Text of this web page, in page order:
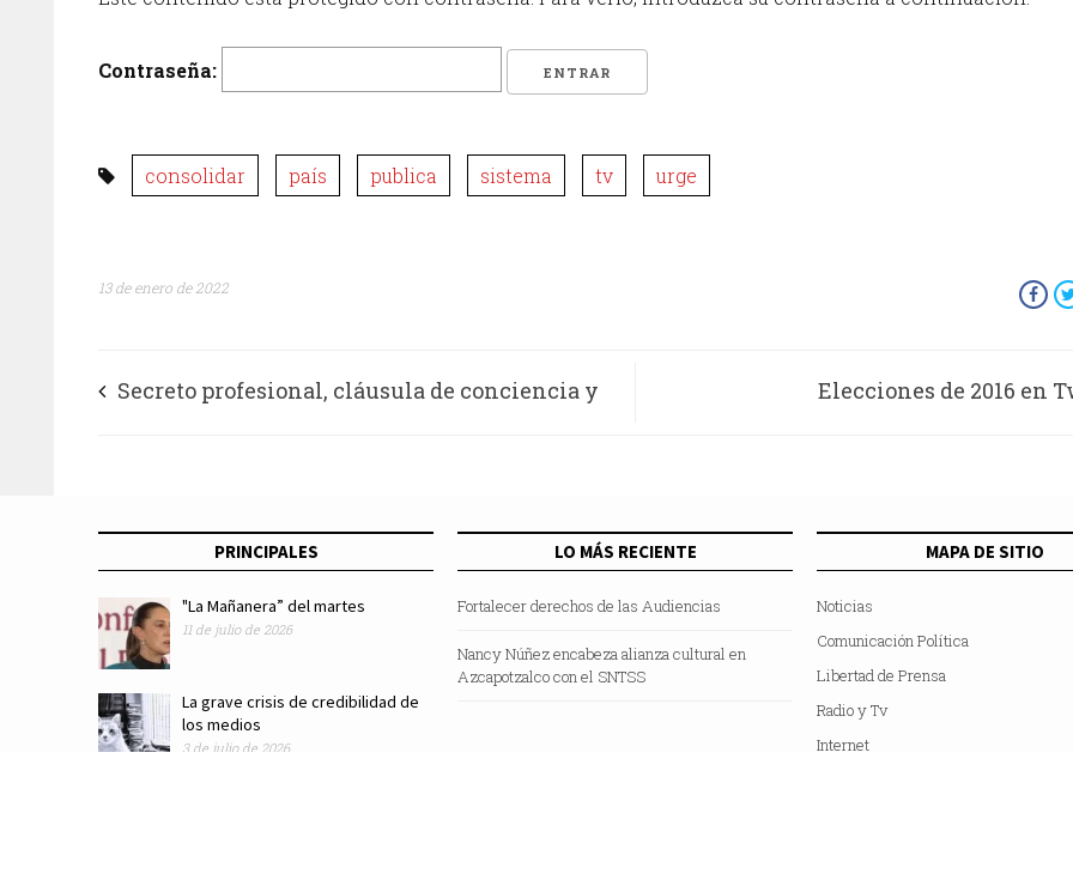
Contraseña:
consolidar país publica sistema tv urge
13 de enero de 2022
Secreto profesional, cláusula de conciencia y Elecciones de 2016 en
PRINCIPALES
"La Mañanera” del martes
11 de julio de 2026
La grave crisis de credibilidad de
los medios
3 de julio de 2026
LO MÁS RECIENTE
Fortalecer derechos de las Audiencias
Nancy Núñez encabeza alianza cultural en
Azcapotzalco con el SNTSS
MAPA DE SITIO
Noticias
Comunicación Política
Libertad de Prensa
Radio y Tv
Internet